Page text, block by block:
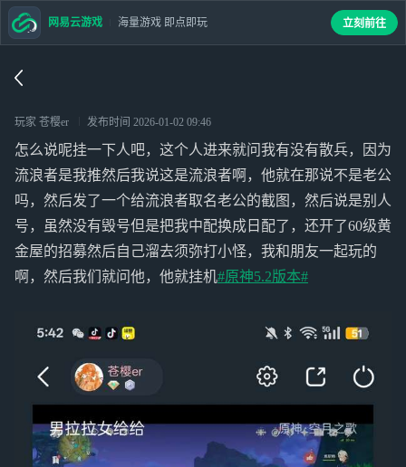
玩家 苍樱er 发布时间 2026-01-02 09:46
怎么说呢挂一下人吧，这个人进来就问我有没有散兵，因为
流浪者是我推然后我说这是流浪者啊，他就在那说不是老公
吗，然后发了一个给流浪者取名老公的截图，然后说是别人
号，虽然没有毁号但是把我中配换成日配了，还开了60级黄
金屋的招募然后自己溜去须弥打小怪，我和朋友一起玩的
啊，然后我们就问他，他就挂机#原神5.2版本#
网易云游戏 海量游戏 即点即玩 立刻前往